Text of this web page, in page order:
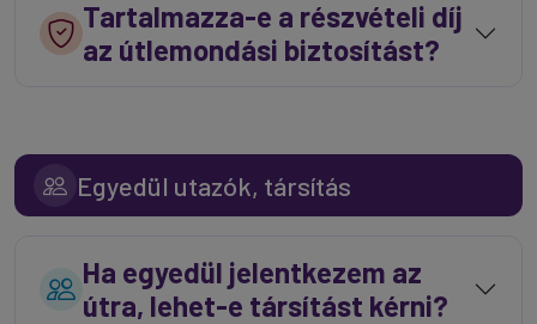
Tartalmazza-e a részvételi díj
az útlemondási biztosítást?
Egyedül utazók, társítás
Ha egyedül jelentkezem az
útra, lehet-e társítást kérni?